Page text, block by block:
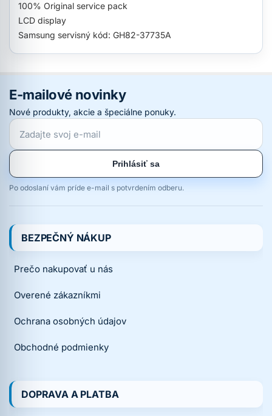
100% Original service pack
LCD display
Samsung servisný kód: GH82-37735A
E-mailové novinky
Nové produkty, akcie a špeciálne ponuky.
Prihlásiť sa
Po odoslaní vám príde e-mail s potvrdením odberu.
BEZPEČNÝ NÁKUP
Prečo nakupovať u nás
Overené zákazníkmi
Ochrana osobných údajov
Obchodné podmienky
DOPRAVA A PLATBA